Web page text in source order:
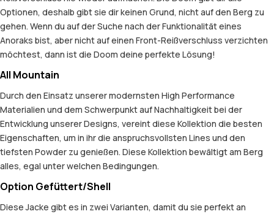
Optionen, deshalb gibt sie dir keinen Grund, nicht auf den Berg zu
gehen. Wenn du auf der Suche nach der Funktionalität eines
Anoraks bist, aber nicht auf einen Front-Reißverschluss verzichten
möchtest, dann ist die Doom deine perfekte Lösung!
All Mountain
Durch den Einsatz unserer modernsten High Performance
Materialien und dem Schwerpunkt auf Nachhaltigkeit bei der
Entwicklung unserer Designs, vereint diese Kollektion die besten
Eigenschaften, um in ihr die anspruchsvollsten Lines und den
tiefsten Powder zu genießen. Diese Kollektion bewältigt am Berg
alles, egal unter welchen Bedingungen.
Option Gefüttert/Shell
Diese Jacke gibt es in zwei Varianten, damit du sie perfekt an